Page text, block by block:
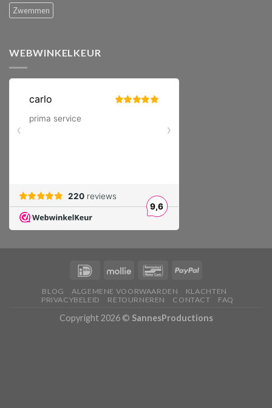
Zwemmen
WEBWINKELKEUR
BLOG ALGEMENE VOORWAARDEN
KLACHTEN
PRIVACYBELEID
RETOURNEREN CONTACT FAQ
Copyright 2026 © SannesProductions